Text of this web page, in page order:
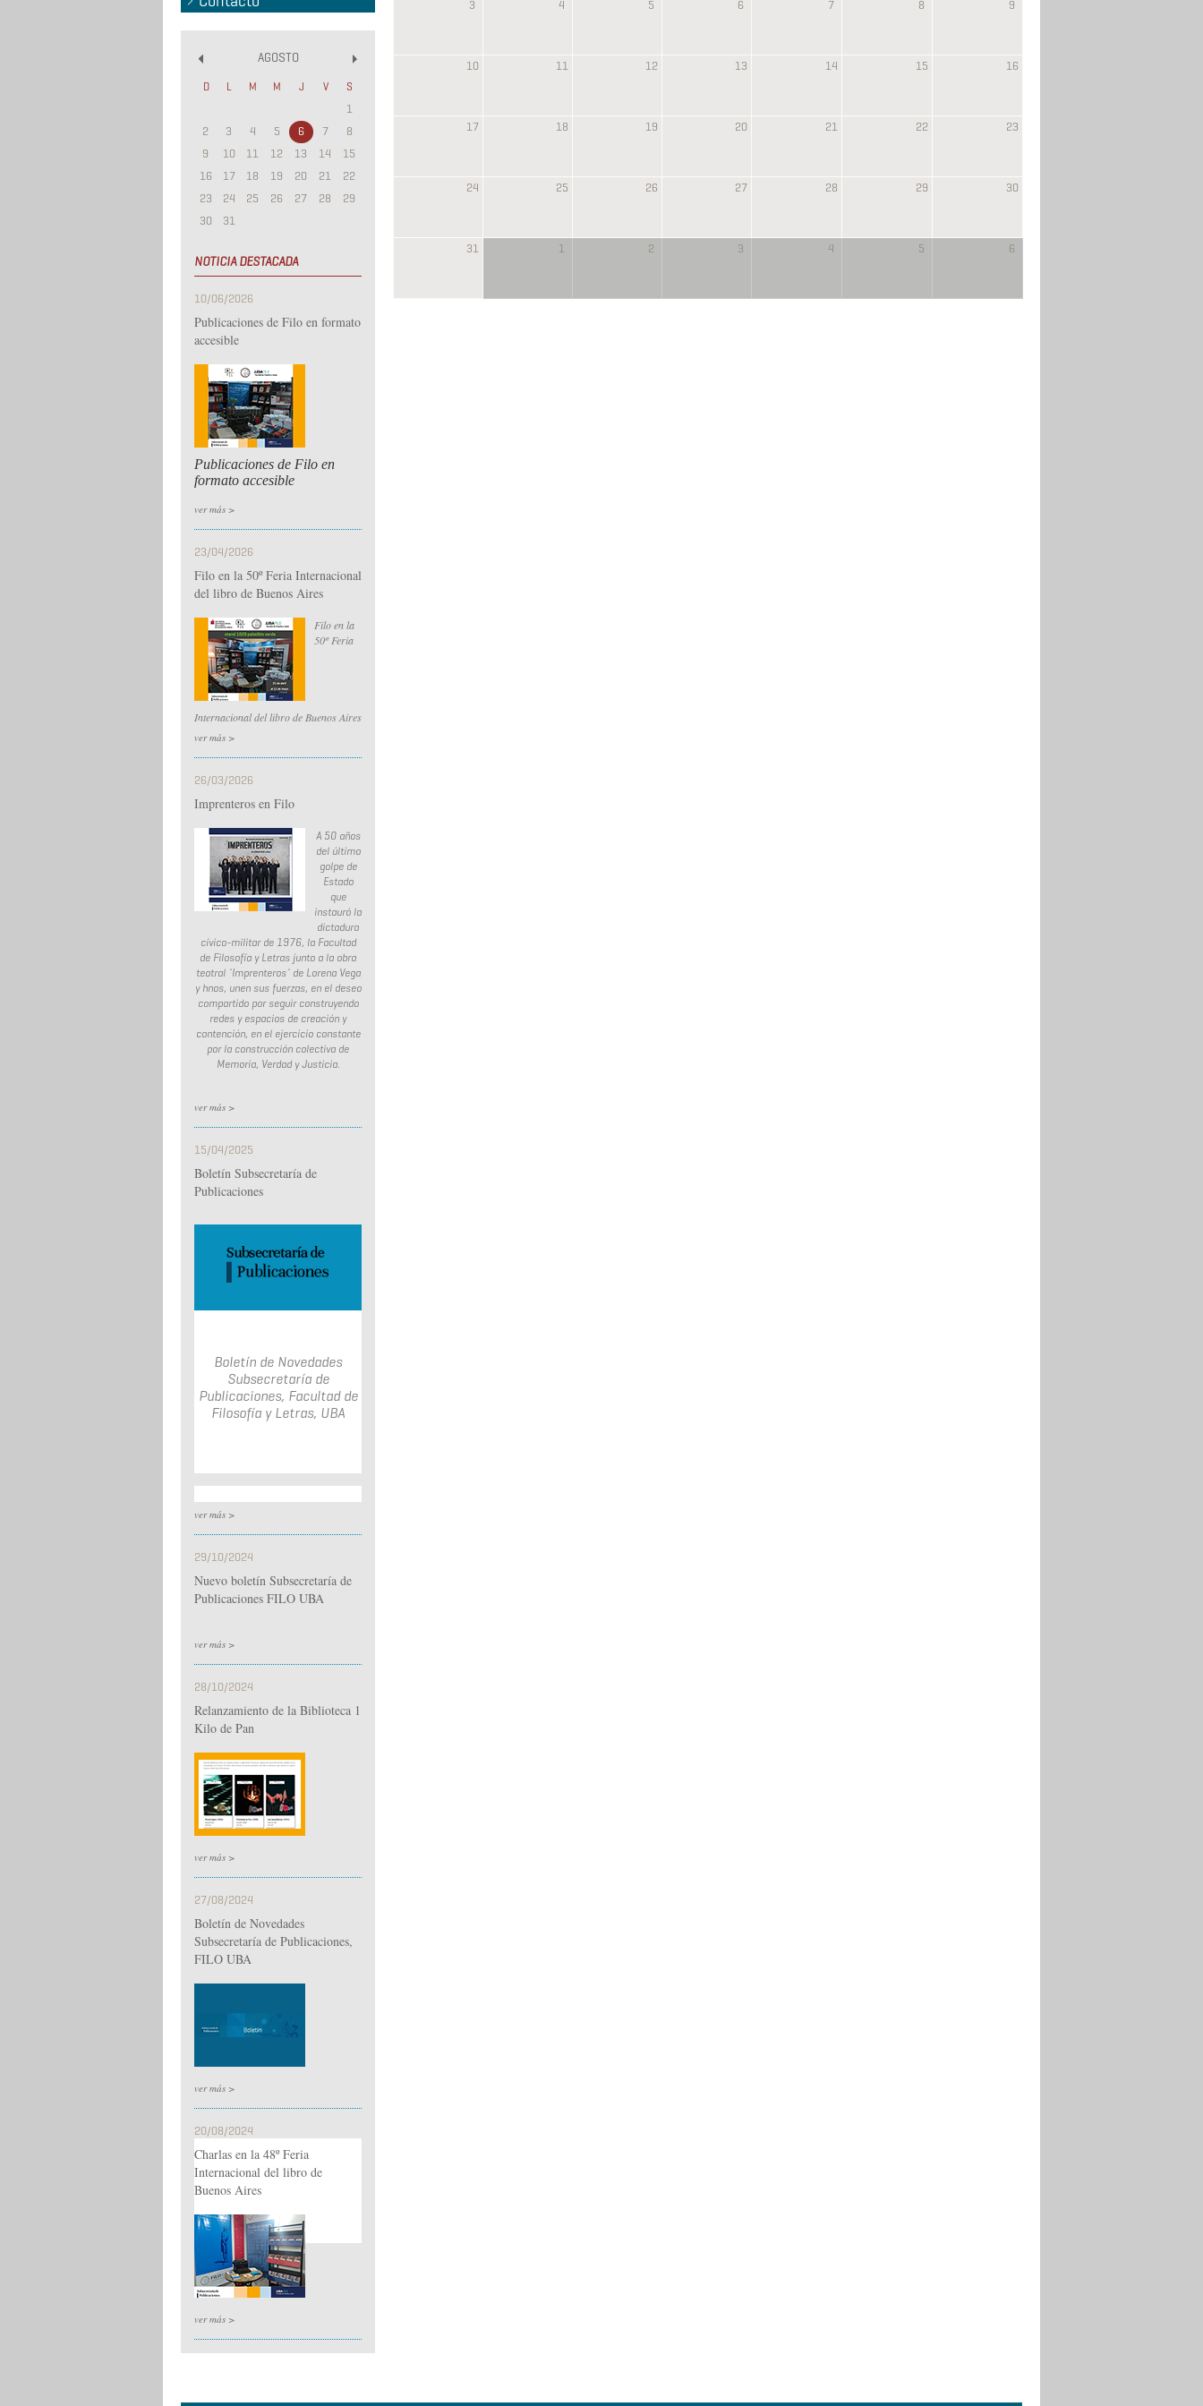
AGOSTO
D L M M J V S
1
2
3 4 5 6 7
8
9
10 11 12 13 14
15
16
17 18 19 20 21
22
23
24 25 26 27 28
29
30
31
NOTICIA DESTACADA
10/06/2026
Publicaciones de Filo en formato
accesible
Publicaciones de Filo en
formato accesible
ver más >
23/04/2026
Filo en la 50º Feria Internacional
del libro de Buenos Aires
Filo en la
50º Feria
Internacional del libro de Buenos Aires
ver más >
26/03/2026
Imprenteros en Filo
A 50 años
del último
golpe de
Estado
que
instauró la
dictadura
cívico-militar de 1976, la Facultad
de Filosofía y Letras junto a la obra
teatral ¨Imprenteros¨ de Lorena Vega
y hnos, unen sus fuerzas, en el deseo
compartido por seguir construyendo
redes y espacios de creación y
contención, en el ejercicio constante
por la construcción colectiva de
Memoria, Verdad y Justicia.
ver más >
15/04/2025
Boletín Subsecretaría de
Publicaciones
Boletín de Novedades
Subsecretaría de
Publicaciones, Facultad de
Filosofía y Letras, UBA
ver más >
29/10/2024
Nuevo boletín Subsecretaría de
Publicaciones FILO UBA
ver más >
28/10/2024
Relanzamiento de la Biblioteca 1
Kilo de Pan
ver más >
27/08/2024
Boletín de Novedades
Subsecretaría de Publicaciones,
FILO UBA
ver más >
20/08/2024
Charlas en la 48º Feria
Internacional del libro de
Buenos Aires
ver más >
3 4 5 6 7 8 9
10 11 12 13 14 15 16
17 18 19 20 21 22 23
24 25 26 27 28 29 30
31 1 2 3 4 5 6